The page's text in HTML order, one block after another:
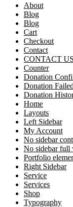
About
Blog
Blog
Cart
Checkout
Contact
CONTACT US
Counter
Donation
Donation Failed
Donation
Home
Layouts
Left Sidebar
My Account
No sidebar
No sidebar full
Portfolio
Right Sidebar
Service
Services
Shop
Typography